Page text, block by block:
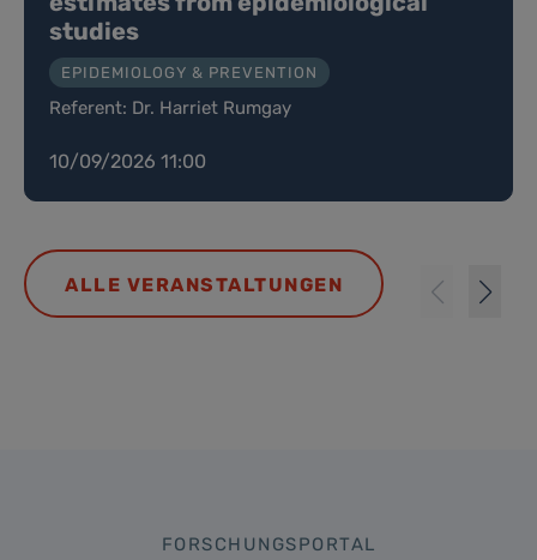
studies
EPIDEMIOLOGY & PREVENTION
Referent: Dr. Harriet Rumgay
10/09/2026 11:00
ALLE VERANSTALTUNGEN
FORSCHUNGSPORTAL